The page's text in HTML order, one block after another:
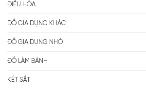
ĐIỀU HÒA
ĐỒ GIA DỤNG KHÁC
ĐỒ GIA DỤNG NHỎ
ĐỒ LÀM BÁNH
KÉT SẮT